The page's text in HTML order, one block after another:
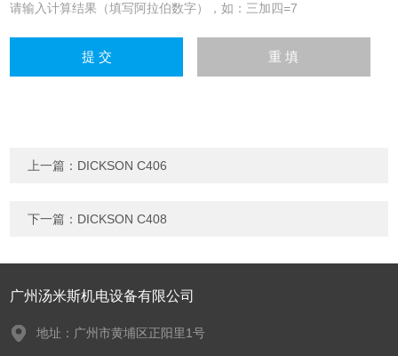
请输入计算结果（填写阿拉伯数字），如：三加四=7
上一篇： DICKSON C406
下一篇： DICKSON C408
广州汤米斯机电设备有限公司
地址：广州市黄埔区正阳里1号